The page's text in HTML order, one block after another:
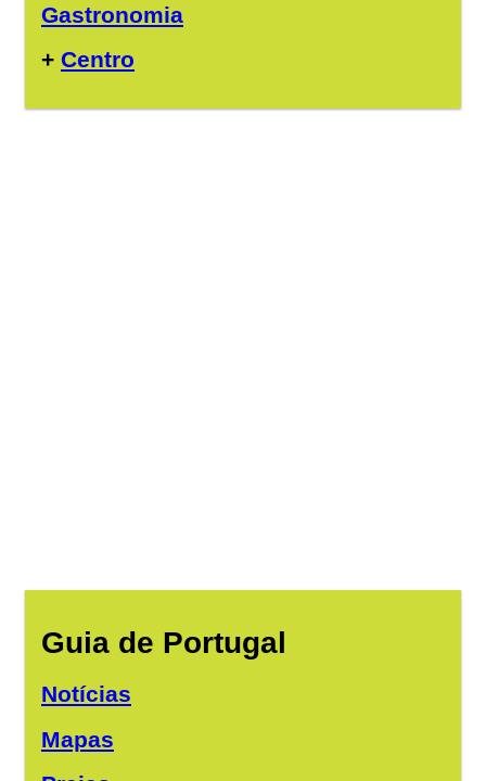
Gastronomia
+ Centro
Guia de Portugal
Notícias
Mapas